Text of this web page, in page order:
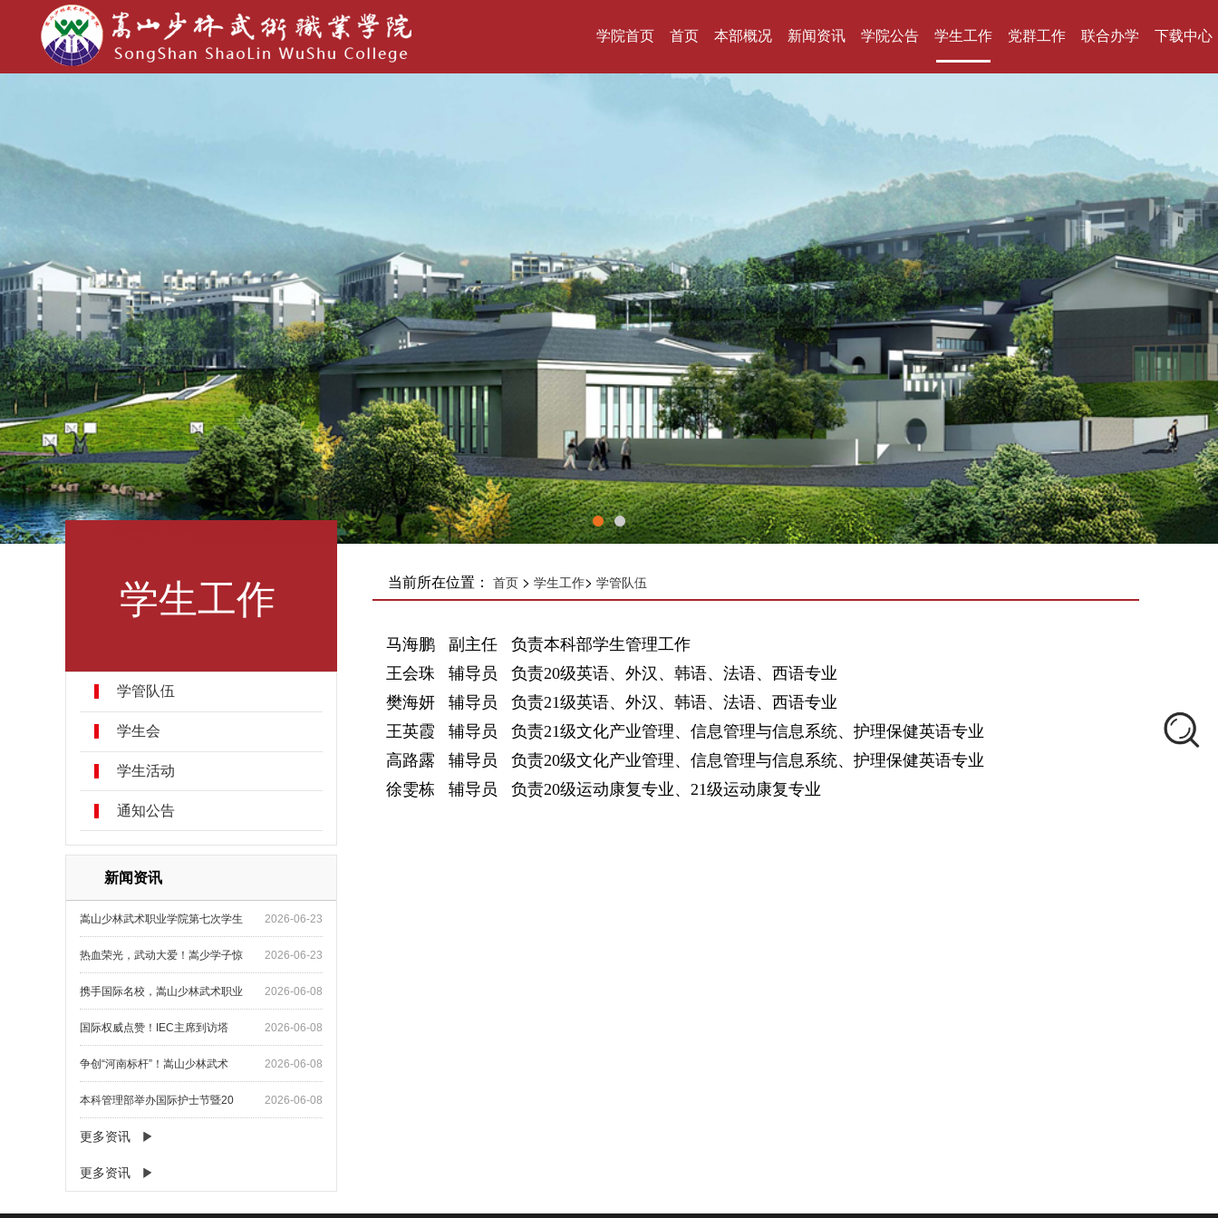
学院首页 首页 本部概况 新闻资讯 学院公告 学生工作 党群工作 联合办学 下载中心
学生工作
学管队伍
学生会
学生活动
通知公告
新闻资讯
2026-06-23
嵩山少林武术职业学院第七次学生
2026-06-23
热血荣光，武动大爱！嵩少学子惊
2026-06-08
携手国际名校，嵩山少林武术职业
2026-06-08
国际权威点赞！IEC主席到访塔
2026-06-08
争创“河南标杆”！嵩山少林武术
2026-06-08
本科管理部举办国际护士节暨20
更多资讯
更多资讯
当前所在位置： 首页> 学生工作> 学管队伍
马海鹏 副主任 负责本科部学生管理工作
王会珠 辅导员 负责20级英语、外汉、 韩语、法语、西语专业
樊海妍 辅导员 负责21级英语、 外汉 、韩语、法语、西语专业
王英霞 辅导员 负责21级文化产业管理、信息管理与信息系统、护理保健英语专业
高路露 辅导员 负责20级文化产业管理、信息管理与信息系统、护理保健英语专业
徐雯栋 辅导员 负责20级运动康复专业、21级运动康复专业